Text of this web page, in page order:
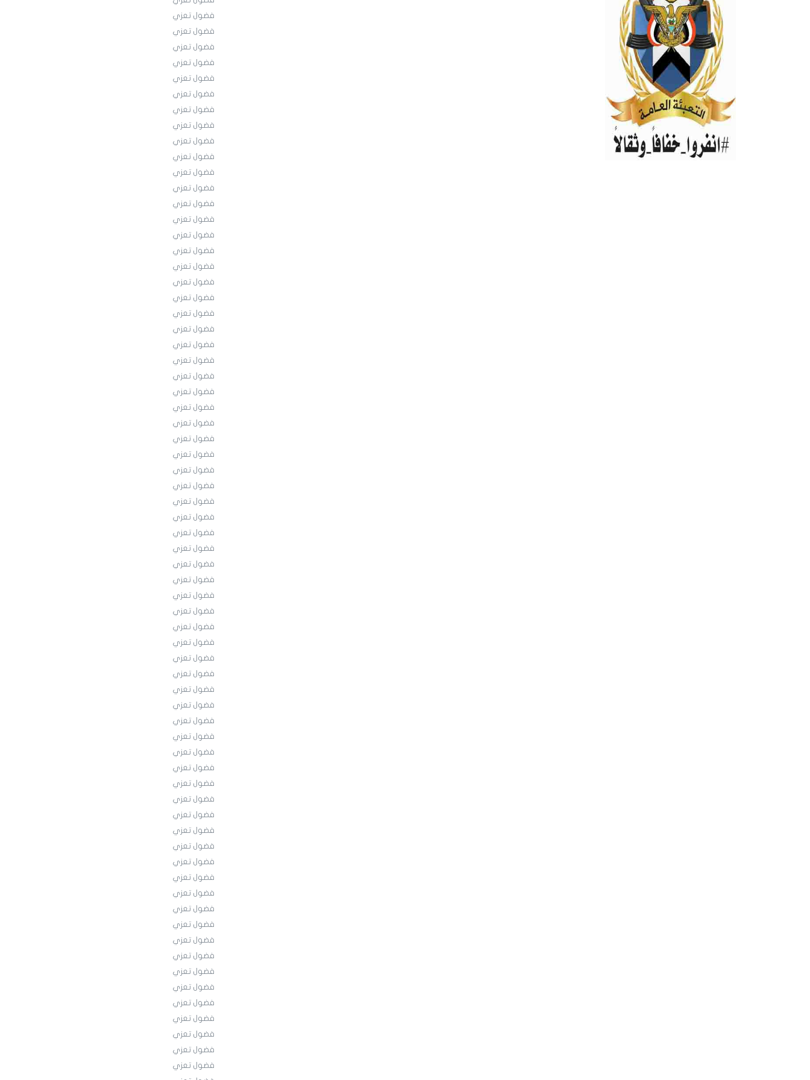
فضول تعزي
فضول تعزي
فضول تعزي
فضول تعزي
فضول تعزي
فضول تعزي
فضول تعزي
فضول تعزي
فضول تعزي
فضول تعزي
فضول تعزي
فضول تعزي
فضول تعزي
فضول تعزي
فضول تعزي
فضول تعزي
فضول تعزي
فضول تعزي
فضول تعزي
فضول تعزي
فضول تعزي
فضول تعزي
فضول تعزي
فضول تعزي
فضول تعزي
فضول تعزي
فضول تعزي
فضول تعزي
فضول تعزي
فضول تعزي
فضول تعزي
فضول تعزي
فضول تعزي
فضول تعزي
فضول تعزي
فضول تعزي
فضول تعزي
فضول تعزي
فضول تعزي
فضول تعزي
فضول تعزي
فضول تعزي
فضول تعزي
فضول تعزي
فضول تعزي
فضول تعزي
فضول تعزي
فضول تعزي
فضول تعزي
فضول تعزي
فضول تعزي
فضول تعزي
فضول تعزي
فضول تعزي
فضول تعزي
فضول تعزي
فضول تعزي
فضول تعزي
فضول تعزي
فضول تعزي
فضول تعزي
فضول تعزي
فضول تعزي
فضول تعزي
فضول تعزي
فضول تعزي
فضول تعزي
فضول تعزي